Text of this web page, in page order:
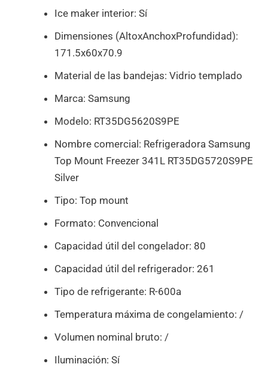
Ice maker interior: Sí
Dimensiones (AltoxAnchoxProfundidad):
171.5x60x70.9
Material de las bandejas: Vidrio templado
Marca: Samsung
Modelo: RT35DG5620S9PE
Nombre comercial: Refrigeradora Samsung
Top Mount Freezer 341L RT35DG5720S9PE
Silver
Tipo: Top mount
Formato: Convencional
Capacidad útil del congelador: 80
Capacidad útil del refrigerador: 261
Tipo de refrigerante: R-600a
Temperatura máxima de congelamiento: /
Volumen nominal bruto: /
Iluminación: Sí